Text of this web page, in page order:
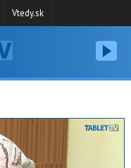
Vtedy.sk